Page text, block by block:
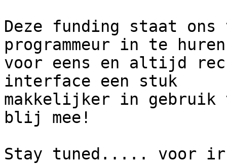
Deze funding staat ons
programmeur in te
voor eens en altijd
interface een stuk
makkelijker in gebruik
blij mee!
Stay tuned..... voor